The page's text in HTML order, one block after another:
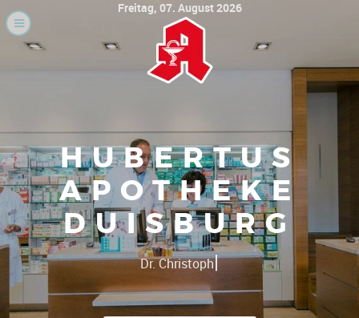
Freitag, 07. August 2026
HUBERTUS
APOTHEKE
DUISBURG
Gute Preise - umfassender|